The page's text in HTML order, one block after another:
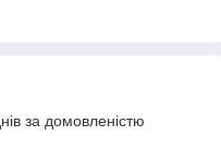
за домовленістю